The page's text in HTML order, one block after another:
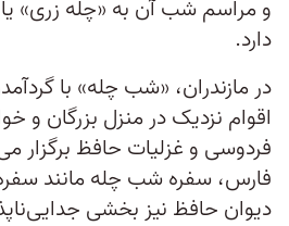
و مراسم شب آن به «چله زری»
دارد.
در مازندران، «شب چله» با
اقوام نزدیک در منزل بزرگان و
فردوسی و غزلیات حافظ برگزار
فارس، سفره شب چله مانند
دیوان حافظ‌ نیز بخشی